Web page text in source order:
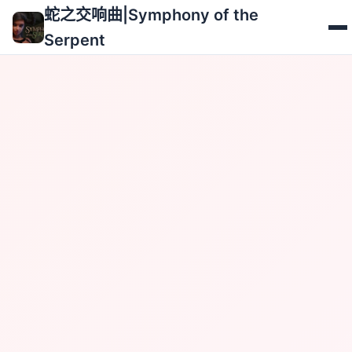
蛇之交响曲|Symphony of the
Serpent